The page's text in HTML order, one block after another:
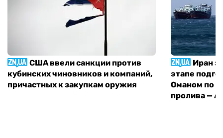
США ввели санкции против
кубинских чиновников и компаний,
причастных к закупкам оружия
Иран
этапе
Оманом по
пролива —